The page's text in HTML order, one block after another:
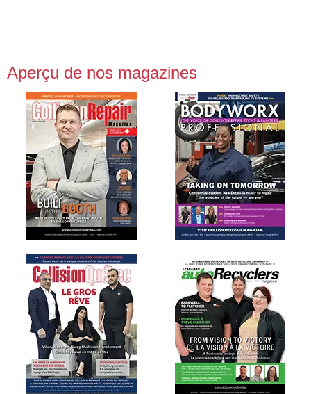
Aperçu de nos magazines